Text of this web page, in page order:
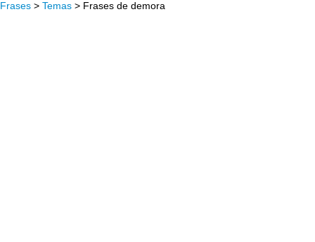
Frases > Temas > Frases de demora